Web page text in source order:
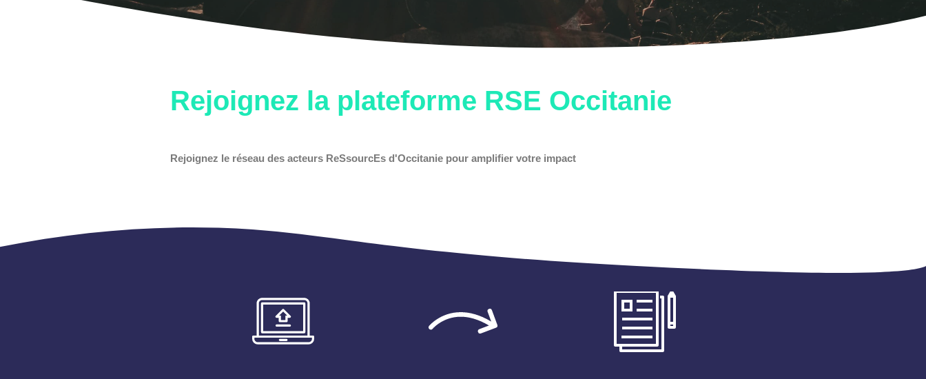
Rejoignez la plateforme RSE Occitanie
Rejoignez le réseau des acteurs ReSsourcEs d'Occitanie pour amplifier votre impact